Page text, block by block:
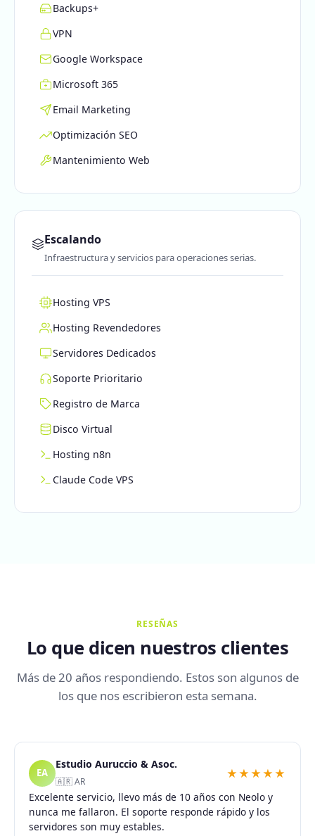
Backups+
VPN
Google Workspace
Microsoft 365
Email Marketing
Optimización SEO
Mantenimiento Web
Escalando
Infraestructura y servicios para operaciones serias.
Hosting VPS
Hosting Revendedores
Servidores Dedicados
Soporte Prioritario
Registro de Marca
Disco Virtual
Hosting n8n
Claude Code VPS
RESEÑAS
Lo que dicen nuestros clientes
Más de 20 años respondiendo. Estos son algunos de
los que nos escribieron esta semana.
EA
Estudio Auruccio & Asoc.
🇦🇷 AR
★★★★★
Excelente servicio, llevo más de 10 años con Neolo y
nunca me fallaron. El soporte responde rápido y los
servidores son muy estables.